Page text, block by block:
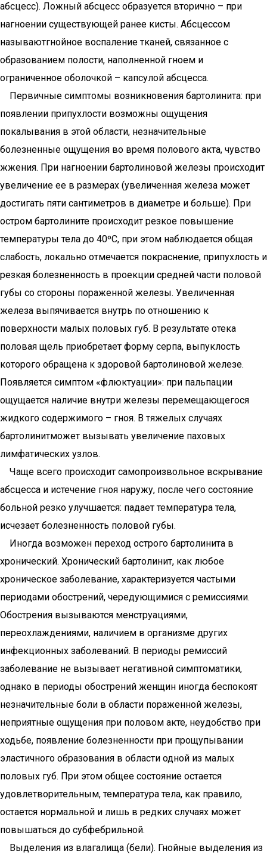
абсцесс). Ложный абсцесс образуется вторично – при
нагноении существующей ранее кисты. Абсцессом
называютгнойное воспаление тканей, связанное с
образованием полости, наполненной гноем и
ограниченное оболочкой – капсулой абсцесса.
Первичные симптомы возникновения бартолинита: при
появлении припухлости возможны ощущения
покалывания в этой области, незначительные
болезненные ощущения во время полового акта, чувство
жжения. При нагноении бартолиновой железы происходит
увеличение ее в размерах (увеличенная железа может
достигать пяти сантиметров в диаметре и больше). При
остром бартолините происходит резкое повышение
температуры тела до 40ºС, при этом наблюдается общая
слабость, локально отмечается покраснение, припухлость и
резкая болезненность в проекции средней части половой
губы со стороны пораженной железы. Увеличенная
железа выпячивается внутрь по отношению к
поверхности малых половых губ. В результате отека
половая щель приобретает форму серпа, выпуклость
которого обращена к здоровой бартолиновой железе.
Появляется симптом «флюктуации»: при пальпации
ощущается наличие внутри железы перемещающегося
жидкого содержимого – гноя. В тяжелых случаях
бартолинитможет вызывать увеличение паховых
лимфатических узлов.
Чаще всего происходит самопроизвольное вскрывание
абсцесса и истечение гноя наружу, после чего состояние
больной резко улучшается: падает температура тела,
исчезает болезненность половой губы.
Иногда возможен переход острого бартолинита в
хронический. Хронический бартолинит, как любое
хроническое заболевание, характеризуется частыми
периодами обострений, чередующимися с ремиссиями.
Обострения вызываются менструациями,
переохлаждениями, наличием в организме других
инфекционных заболеваний. В периоды ремиссий
заболевание не вызывает негативной симптоматики,
однако в периоды обострений женщин иногда беспокоят
незначительные боли в области пораженной железы,
неприятные ощущения при половом акте, неудобство при
ходьбе, появление болезненности при прощупывании
эластичного образования в области одной из малых
половых губ. При этом общее состояние остается
удовлетворительным, температура тела, как правило,
остается нормальной и лишь в редких случаях может
повышаться до субфебрильной.
Выделения из влагалища (бели). Гнойные выделения из